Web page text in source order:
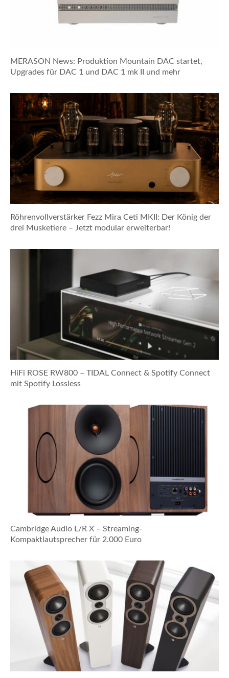
MERASON News: Produktion Mountain DAC startet,
Upgrades für DAC 1 und DAC 1 mk II und mehr
Röhrenvollverstärker Fezz Mira Ceti MKII: Der König der
drei Musketiere – Jetzt modular erweiterbar!
HiFi ROSE RW800 – TIDAL Connect & Spotify Connect
mit Spotify Lossless
Cambridge Audio L/R X – Streaming-
Kompaktlautsprecher für 2.000 Euro